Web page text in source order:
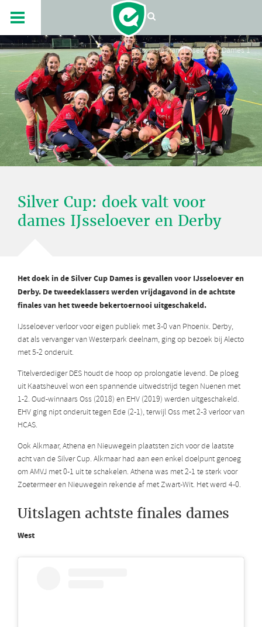
Foto: Instagram IJsseloever Dames 1
Silver Cup: doek valt voor
dames IJsseloever en Derby
Het doek in de Silver Cup Dames is gevallen voor IJsseloever en
Derby. De tweedeklassers werden vrijdagavond in de achtste
finales van het tweede bekertoernooi uitgeschakeld.
IJsseloever verloor voor eigen publiek met 3-0 van Phoenix. Derby,
dat als vervanger van Westerpark deelnam, ging op bezoek bij Alecto
met 5-2 onderuit.
Titelverdediger DES houdt de hoop op prolongatie levend. De ploeg
uit Kaatsheuvel won een spannende uitwedstrijd tegen Nuenen met
1-2. Oud-winnaars Oss (2018) en EHV (2019) werden uitgeschakeld.
EHV ging nipt onderuit tegen Ede (2-1), terwijl Oss met 2-3 verloor van
HCAS.
Ook Alkmaar, Athena en Nieuwegein plaatsten zich voor de laatste
acht van de Silver Cup. Alkmaar had aan een enkel doelpunt genoeg
om AMVJ met 0-1 uit te schakelen. Athena was met 2-1 te sterk voor
Zoetermeer en Nieuwegein rekende af met Zwart-Wit. Het werd 4-0.
Uitslagen achtste finales dames
West